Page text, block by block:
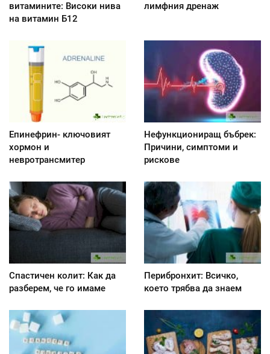
витамините: Високи нива
на витамин Б12
лимфния дренаж
Епинефрин- ключовият
хормон и
невротрансмитер
Нефункциониращ бъбрек:
Причини, симптоми и
рискове
Спастичен колит: Как да
разберем, че го имаме
Перибронхит: Всичко,
което трябва да знаем